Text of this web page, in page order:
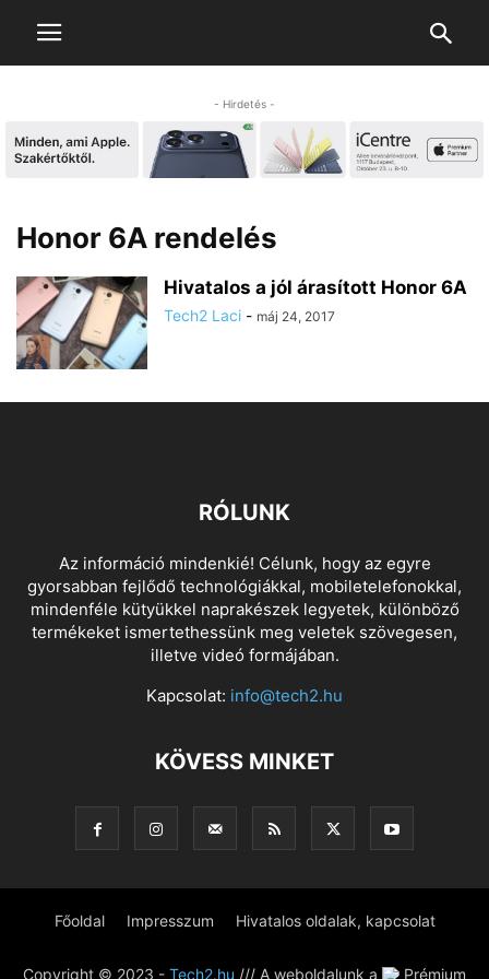
- Hirdetés -
Honor 6A rendelés
Hivatalos a jól árasított Honor 6A
Tech2 Laci - máj 24, 2017
RÓLUNK
Az információ mindenkié! Célunk, hogy az egyre
gyorsabban fejlődő technológiákkal, mobiletelefonokkal,
mindenféle kütyükkel naprakészek legyetek, különböző
termékeket ismertethessünk meg veletek szövegesen,
illetve videó formájában.
Kapcsolat: info@tech2.hu
KÖVESS MINKET
Főoldal Impresszum Hivatalos oldalak, kapcsolat
Copyright © 2023 - Tech2.hu /// A weboldalunk a Prémium